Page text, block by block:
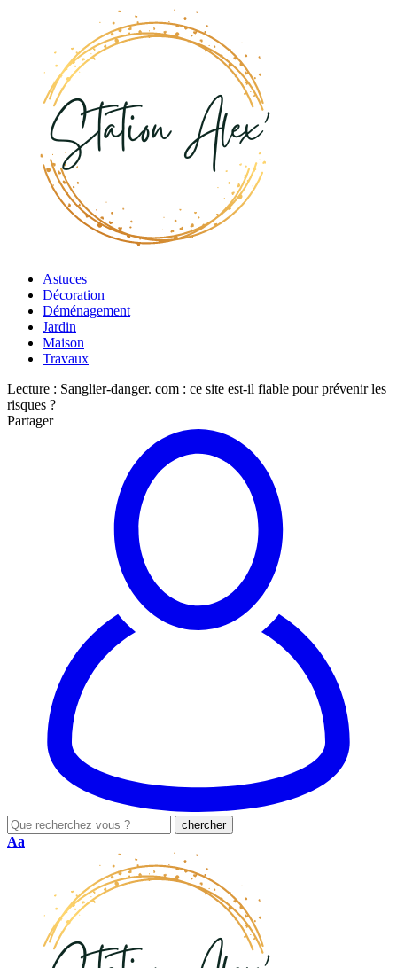
Astuces
Décoration
Déménagement
Jardin
Maison
Travaux
Lecture : Sanglier-danger. com : ce site est-il fiable pour prévenir les
risques ?
Partager
Aa